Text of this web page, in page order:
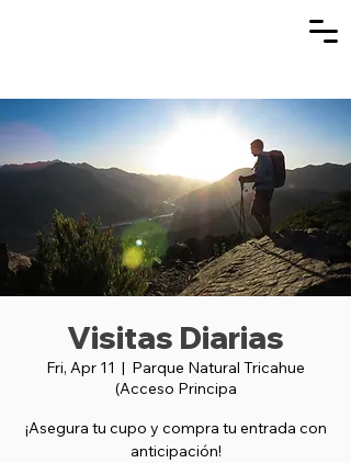
Visitas Diarias
Fri, Apr 11
  |
Parque Natural Tricahue
(Acceso Principa
¡Asegura tu cupo y compra tu entrada con
anticipación!